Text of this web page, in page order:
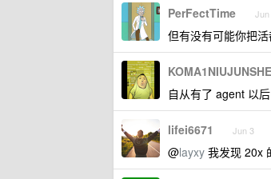
PerFectTime
但有没有可能你把
自从有了 agent 以
lifei6671 Jun 3
@layxy 我发现 20x